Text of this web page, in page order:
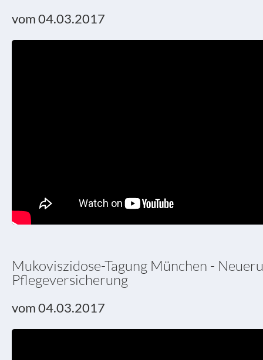
vom 04.03.2017
Mukoviszidose-Tagung München -
Pflegeversicherung
vom 04.03.2017